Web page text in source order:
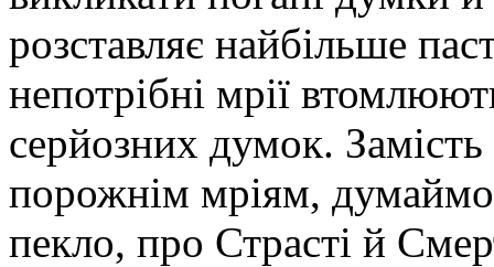
розставляє найбільше
непотрібні мрії
серйозних думок.
порожнім мріям,
пекло, про Страсті й